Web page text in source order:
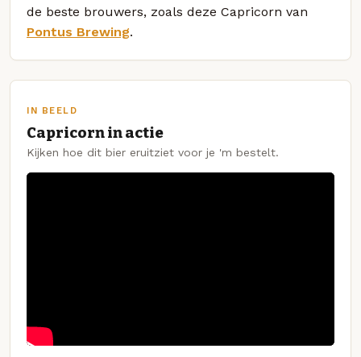
de beste brouwers, zoals deze Capricorn van
Pontus Brewing.
IN BEELD
Capricorn in actie
Kijken hoe dit bier eruitziet voor je 'm bestelt.